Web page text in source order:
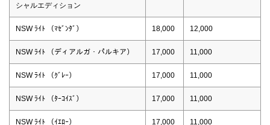
シャルエディション
NSW ﾗｲﾄ （ﾏｾﾞﾝﾀﾞ） 18,000 12,000
NSW ﾗｲﾄ （ディアルガ・パルキア） 17,000 11,000
NSW ﾗｲﾄ （ｸﾞﾚｰ） 17,000 11,000
NSW ﾗｲﾄ （ﾀｰｺｲｽﾞ） 17,000 11,000
NSW ﾗｲﾄ （ｲｴﾛｰ） 17,000 11,000